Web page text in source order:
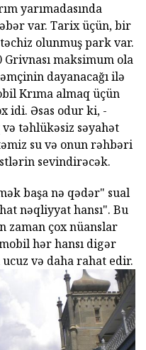
yarımadasında
var. Tarix üçün, bir
olunmuş park var.
maksimum ola
dayanacağı ilə
Krıma almaq üçün
idi. Əsas odur ki, -
təhlükəsiz səyahət
su və onun rəhbəri
sevindirəcək.
başa nə qədər" sual
nəqliyyat hansı". Bu
zaman çox nüanslar
hər hansı digər
və daha rahat edir.